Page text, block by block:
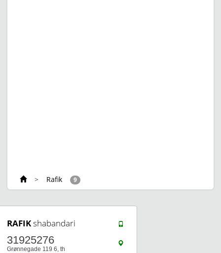
> Rafik 9
RAFIKshabandari
31925276
Grønnegade 119 6, th